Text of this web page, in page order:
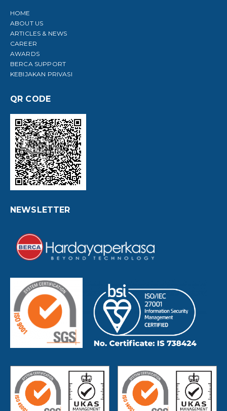
HOME
ABOUT US
ARTICLES & NEWS
CAREER
AWARDS
BERCA SUPPORT
KEBIJAKAN PRIVASI
QR CODE
NEWSLETTER